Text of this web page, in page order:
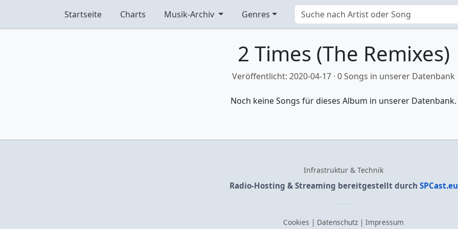
Startseite Charts Musik-Archiv Genres
2 Times (The Remixes)
Veröffentlicht: 2020-04-17 · 0 Songs in unserer Datenbank
Noch keine Songs für dieses Album in unserer Datenbank.
Infrastruktur & Technik
Radio-Hosting & Streaming bereitgestellt durch SPCast.eu
Cookies | Datenschutz | Impressum